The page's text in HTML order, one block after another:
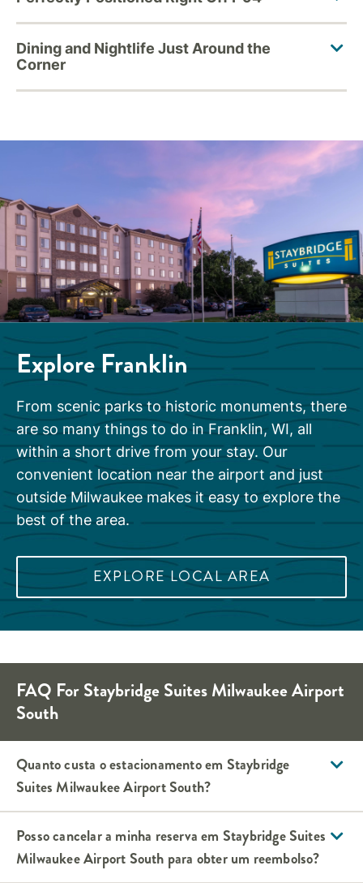
ExploreFranklin
From scenic parks to historic monuments, there
are so many things to do in Franklin, WI, all
within a short drive from your stay. Our
convenient location near the airport and just
outside Milwaukee makes it easy to explore the
best of the area.
EXPLORE LOCAL AREA
FAQ ForStaybridge SuitesMilwaukee Airport
South
Quanto custa o estacionamento em Staybridge
Suites Milwaukee Airport South?
Posso cancelar a minha reserva em Staybridge Suites
Milwaukee Airport South para obter um reembolso?